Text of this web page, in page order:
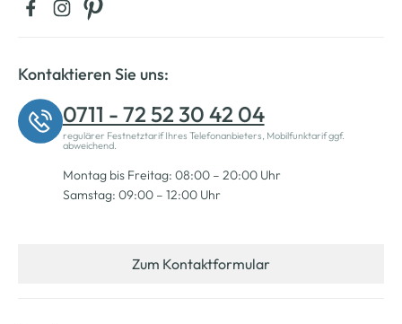
Kontaktieren Sie uns:
0711 - 72 52 30 42 04
regulärer Festnetztarif Ihres Telefonanbieters, Mobilfunktarif ggf.
abweichend.
Montag bis Freitag: 08:00 – 20:00 Uhr
Samstag: 09:00 – 12:00 Uhr
Zum Kontaktformular